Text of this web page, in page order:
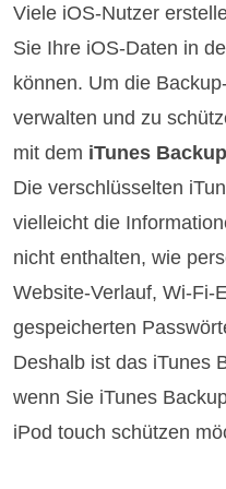
Viele iOS-Nutzer
Sie Ihre iOS-Daten in
können. Um die
verwalten und zu
mit dem iTunes
Die verschlüsselten
vielleicht die
nicht enthalten, wie
Website-Verlauf, Wi-Fi-
gespeicherten
Deshalb ist das iTunes
wenn Sie iTunes
iPod touch schützen